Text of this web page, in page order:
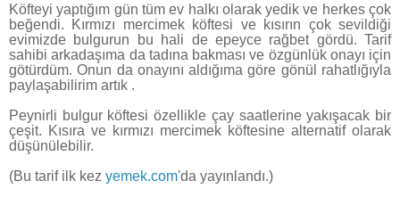
Köfteyi yaptığım gün tüm ev halkı olarak yedik ve herkes çok
beğendi. Kırmızı mercimek köftesi ve kısırın çok sevildiği
evimizde bulgurun bu hali de epeyce rağbet gördü. Tarif
sahibi arkadaşıma da tadına bakması ve özgünlük onayı için
götürdüm. Onun da onayını aldığıma göre gönül rahatlığıyla
paylaşabilirim artık .
Peynirli bulgur köftesi özellikle çay saatlerine yakışacak bir
çeşit. Kısıra ve kırmızı mercimek köftesine alternatif olarak
düşünülebilir.
(Bu tarif ilk kez yemek.com'da yayınlandı.)